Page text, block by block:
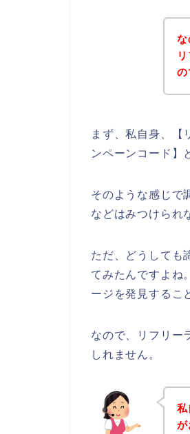
な
の
まず、私自身、【
ンペーンコード】
そのような感じで
などはみつけられ
ただ、どうしても
てみたんですよね
ージを発見するこ
なので、リフリー
しれません。